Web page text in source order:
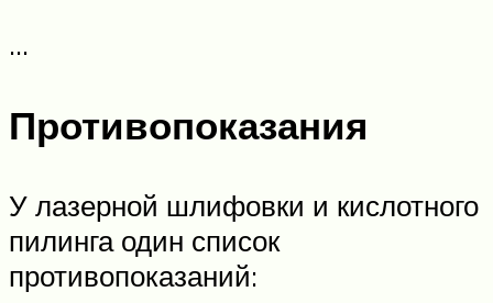
…
Противопоказания
У лазерной шлифовки и кислотного
пилинга один список
противопоказаний: